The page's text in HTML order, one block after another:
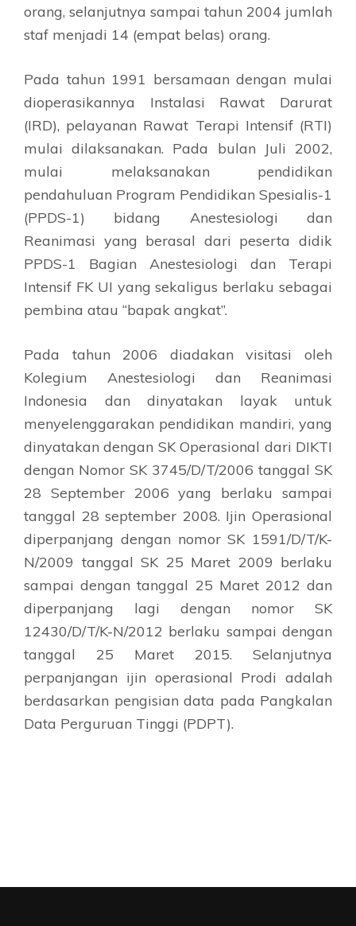
orang, selanjutnya sampai tahun 2004 jumlah
staf menjadi 14 (empat belas) orang.
Pada tahun 1991 bersamaan dengan mulai
dioperasikannya Instalasi Rawat Darurat
(IRD), pelayanan Rawat Terapi Intensif (RTI)
mulai dilaksanakan. Pada bulan Juli 2002,
mulai melaksanakan pendidikan
pendahuluan Program Pendidikan Spesialis-1
(PPDS-1) bidang Anestesiologi dan
Reanimasi yang berasal dari peserta didik
PPDS-1 Bagian Anestesiologi dan Terapi
Intensif FK UI yang sekaligus berlaku sebagai
pembina atau “bapak angkat”.
Pada tahun 2006 diadakan visitasi oleh
Kolegium Anestesiologi dan Reanimasi
Indonesia dan dinyatakan layak untuk
menyelenggarakan pendidikan mandiri, yang
dinyatakan dengan SK Operasional dari DIKTI
dengan Nomor SK 3745/D/T/2006 tanggal SK
28 September 2006 yang berlaku sampai
tanggal 28 september 2008. Ijin Operasional
diperpanjang dengan nomor SK 1591/D/T/K-
N/2009 tanggal SK 25 Maret 2009 berlaku
sampai dengan tanggal 25 Maret 2012 dan
diperpanjang lagi dengan nomor SK
12430/D/T/K-N/2012 berlaku sampai dengan
tanggal 25 Maret 2015. Selanjutnya
perpanjangan ijin operasional Prodi adalah
berdasarkan pengisian data pada Pangkalan
Data Perguruan Tinggi (PDPT).